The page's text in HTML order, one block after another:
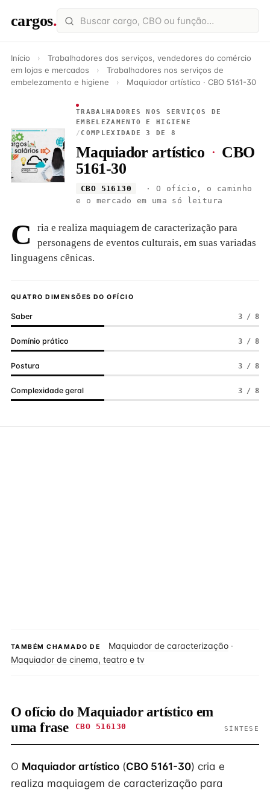
cargos.
Início ›
Trabalhadores dos serviços, vendedores do comércio
em lojas e mercados
›
Trabalhadores nos serviços de
embelezamento e higiene
› Maquiador artístico · CBO 5161-30
TRABALHADORES NOS SERVIÇOS DE
EMBELEZAMENTO E HIGIENE
/ COMPLEXIDADE 3 DE 8
Maquiador artístico · CBO
5161-30
CBO 516130
· O ofício, o caminho
e o mercado em uma só leitura
C
ria e realiza maquiagem de caracterização para
personagens de eventos culturais, em suas variadas
linguagens cênicas.
QUATRO DIMENSÕES DO OFÍCIO
Saber 3 / 8
Domínio prático 3 / 8
Postura 3 / 8
Complexidade geral 3 / 8
TAMBÉM CHAMADO DE Maquiador de caracterização ·
Maquiador de cinema, teatro e tv
O ofício do Maquiador artístico em
uma frase
CBO 516130 SÍNTESE
O Maquiador artístico (CBO 5161-30) cria e
realiza maquiagem de caracterização para